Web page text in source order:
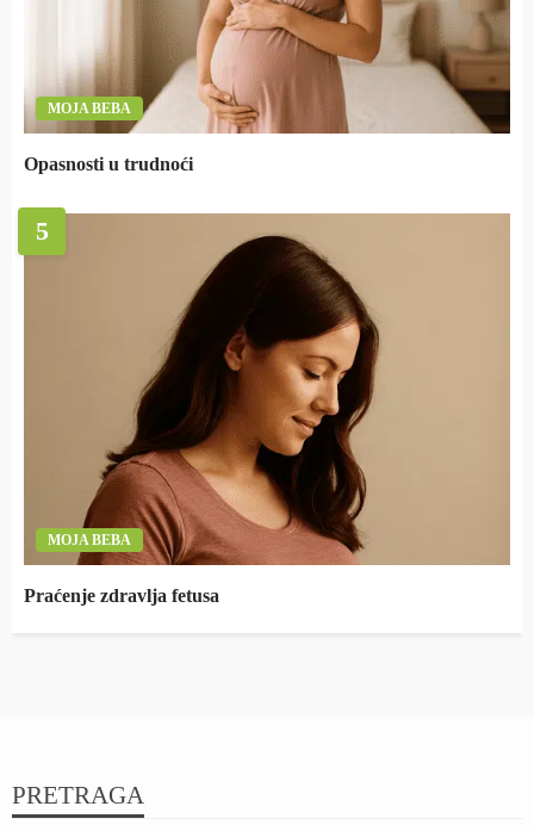
MOJA BEBA
Opasnosti u trudnoći
5
MOJA BEBA
Praćenje zdravlja fetusa
PRETRAGA